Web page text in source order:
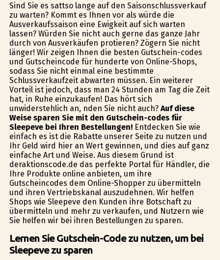
Sind Sie es sattso lange auf den Saisonschlussverkauf
zu warten? Kommt es Ihnen vor als würde die
Ausverkaufssaison eine Ewigkeit auf sich warten
lassen? Würden Sie nicht auch gerne das ganze Jahr
durch von Ausverkäufen profitieren? Zögern Sie nicht
länger! Wir zeigen Ihnen die besten Gutschein-codes
und Gutscheincode für hunderte von Online-Shops,
sodass Sie nicht einmal eine bestimmte
Schlussverkaufzeit abwarten müssen. Ein weiterer
Vorteil ist jedoch, dass man 24 Stunden am Tag die Zeit
hat, in Ruhe einzukaufen! Das hört sich
unwiderstehlich an, finden Sie nicht auch? Auf diese
Weise sparen Sie mit den Gutschein-codes für
Sleepeve bei Ihren Bestellungen!Entdecken Sie wie
einfach es ist die Rabatte unserer Seite zu nutzen und
Ihr Geld wird hier an Wert gewinnen, und dies auf ganz
einfache Art und Weise. Aus diesem Grund ist
deraktionscode.de das perfekte Portal für Händler, die
Ihre Produkte online anbieten, um ihre
Gutscheincodes dem Online-Shopper zu übermitteln
und ihren Vertriebskanal auszudehnen. Wir helfen
Shops wie Sleepeve den Kunden ihre Botschaft zu
übermitteln und mehr zu verkaufen, und Nutzern wie
Sie helfen wir bei ihren Bestellungen zu sparen.
Lernen Sie Gutschein-Code zu nutzen, um bei
Sleepeve zu sparen